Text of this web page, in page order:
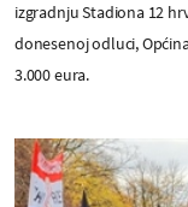
izgradnju Stadiona 12
donesenoj odluci,
3.000 eura.